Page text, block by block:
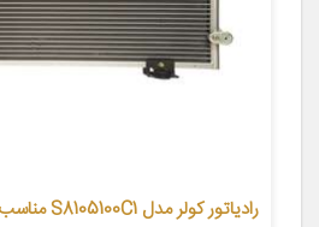
رادیاتور کولر مدل S8105100C1 مناسب برای خودروهای لیفان